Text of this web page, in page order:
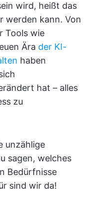
wird, heißt das
werden kann. Von
Tools wie
Ära der KI-
haben
hat – alles
zu
unzählige
sagen, welches
Bedürfnisse
sind wir da!